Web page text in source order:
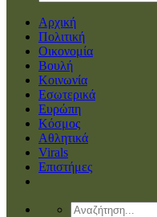
Αρχική
Πολιτική
Οικονομία
Βουλή
Κοινωνία
Εσωτερικά
Ευρώπη
Κόσμος
Αθλητικά
Virals
Επιστήμες